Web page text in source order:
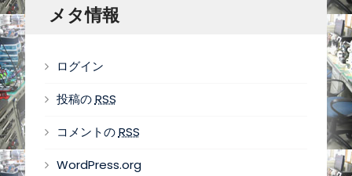
メタ情報
ログイン
投稿のRSS
コメントのRSS
WordPress.org